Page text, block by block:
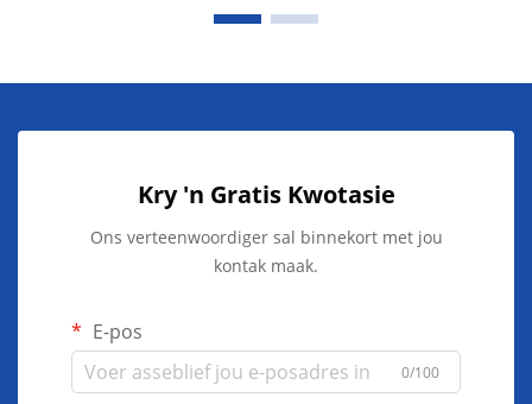
Kry 'n Gratis Kwotasie
Ons verteenwoordiger sal binnekort met jou
kontak maak.
E-pos
0/100